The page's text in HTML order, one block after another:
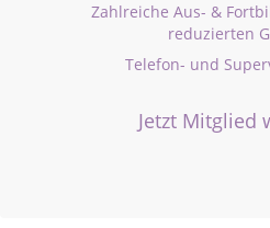
Zahlreiche Aus- &
reduzierten
Telefon- und
Jetzt Mitglied